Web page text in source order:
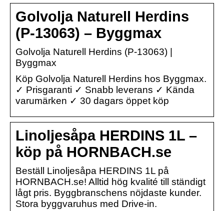
Golvolja Naturell Herdins
(P-13063) – Byggmax
Golvolja Naturell Herdins (P-13063) |
Byggmax
Köp Golvolja Naturell Herdins hos Byggmax.
✓ Prisgaranti ✓ Snabb leverans ✓ Kända
varumärken ✓ 30 dagars öppet köp
Linoljesåpa HERDINS 1L –
köp på HORNBACH.se
Beställ Linoljesåpa HERDINS 1L på
HORNBACH.se! Alltid hög kvalité till ständigt
lågt pris. Byggbranschens nöjdaste kunder.
Stora byggvaruhus med Drive-in.